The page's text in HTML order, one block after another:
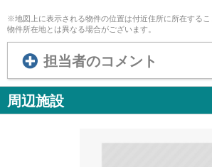
※地図上に表示される物件の位置は付近住所に所在する
物件所在地とは異なる場合がございます。
担当者のコメント
周辺施設